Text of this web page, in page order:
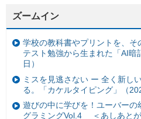
ズームイン
学校の教科書やプリントを、
テスト勉強から生まれた「AI
日）
ミスを見逃さない ー 全く新し
る。「カケルタイピング」（
遊びの中に学びを！ユーバー
グラミングVol.4 ＜あしあとが